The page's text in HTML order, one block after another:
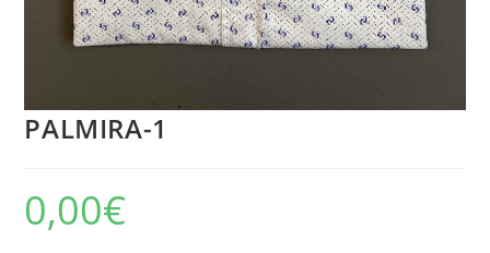
PALMIRA-1
0,00€